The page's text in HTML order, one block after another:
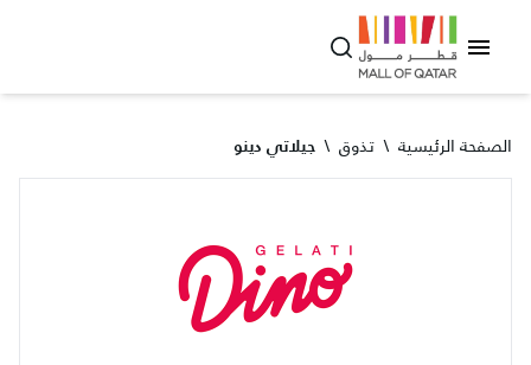
الصفحة الرئيسية \ تذوق \ جيلاتي دينو